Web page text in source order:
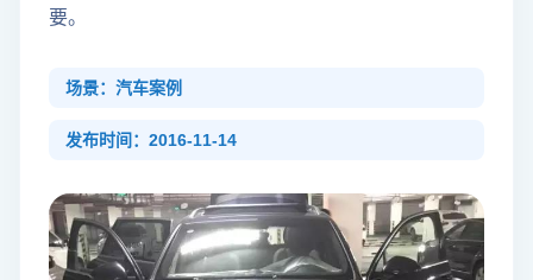
要。
场景：汽车案例
发布时间：2016-11-14